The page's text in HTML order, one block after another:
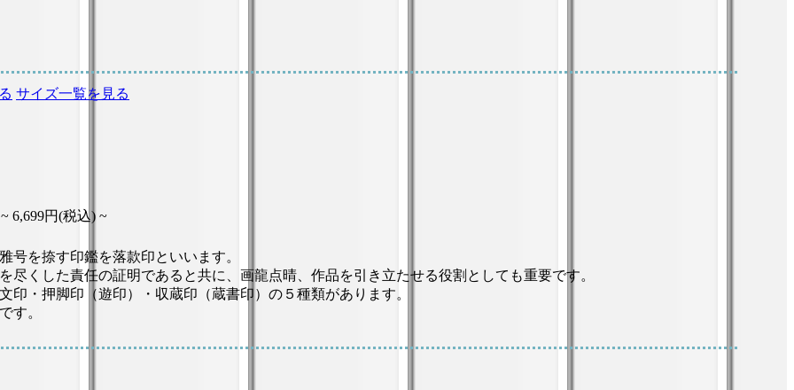
サイズ一覧を見る
6,699円(税込) ~
号を捺す印鑑を落款印といいます。
尽くした責任の証明であると共に、画龍点晴、作品を引き立たせる役割としても重要です。
印・押脚印（遊印）・収蔵印（蔵書印）の５種類があります。
す。